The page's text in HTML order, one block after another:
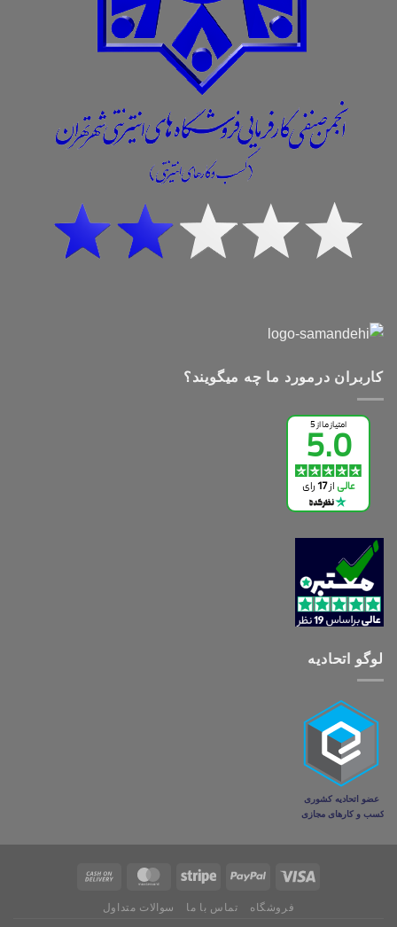
کاربران درمورد ما چه میگویند؟
لوگو اتحادیه
فروشگاه تماس با ما سوالات متداول